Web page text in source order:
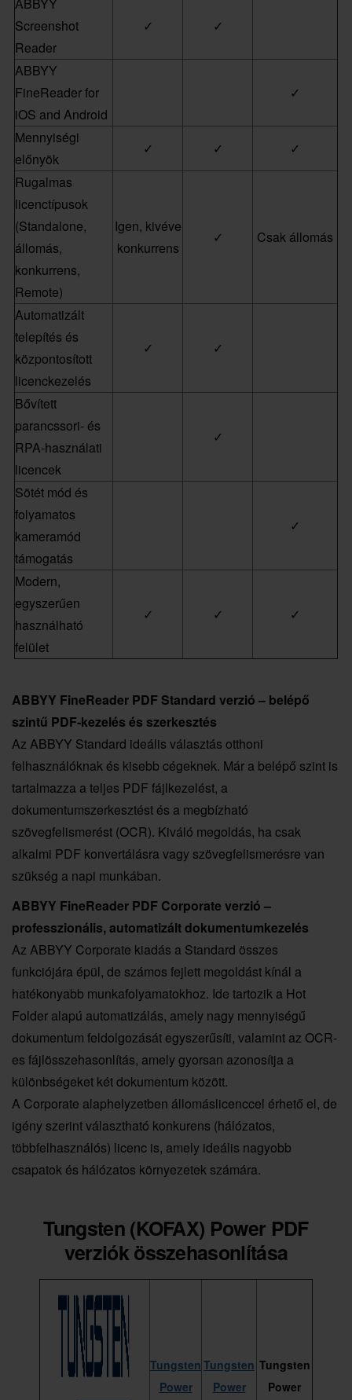
Screenshot
Reader
✓ ✓
ABBYY
FineReader for
iOS and Android
✓
Mennyiségi
előnyök
✓ ✓
✓
Rugalmas
licenctípusok
(Standalone,
állomás,
konkurrens,
Remote)
Igen, kivéve
konkurrens
✓ Csak állomás
Automatizált
telepítés és
központosított
licenckezelés
✓ ✓
Bővített
parancssori- és
RPA-használati
licencek
✓
Sötét mód és
folyamatos
kameramód
támogatás
✓
Modern,
egyszerűen
használható
felület
✓ ✓ ✓
ABBYY FineReader PDF Standard verzió – belépő
szintű PDF-kezelés és szerkesztés
Az ABBYY Standard ideális választás otthoni
felhasználóknak és kisebb cégeknek. Már a belépő szint is
tartalmazza a teljes PDF fájlkezelést, a
dokumentumszerkesztést és a megbízható
szövegfelismerést (OCR). Kiváló megoldás, ha csak
alkalmi PDF konvertálásra vagy szövegfelismerésre van
szükség a napi munkában.
ABBYY FineReader PDF Corporate verzió –
professzionális, automatizált dokumentumkezelés
Az ABBYY Corporate kiadás a Standard összes
funkciójára épül, de számos fejlett megoldást kínál a
hatékonyabb munkafolyamatokhoz. Ide tartozik a Hot
Folder alapú automatizálás, amely nagy mennyiségű
dokumentum feldolgozását egyszerűsíti, valamint az OCR-
es fájlösszehasonlítás, amely gyorsan azonosítja a
különbségeket két dokumentum között.
A Corporate alaphelyzetben állomáslicenccel érhető el, de
igény szerint választható konkurens (hálózatos,
többfelhasználós) licenc is, amely ideális nagyobb
csapatok és hálózatos környezetek számára.
Tungsten (KOFAX) Power PDF
verziók összehasonlítása
Tungsten
Power
Tungsten
Power
Tungsten
Power